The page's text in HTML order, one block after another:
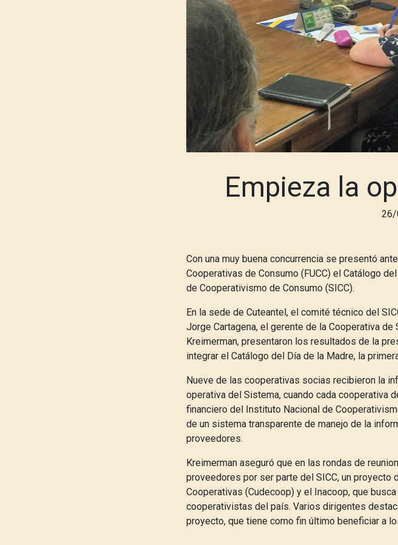
Empieza la
Con una muy buena concurrencia se presentó
Cooperativas de Consumo (FUCC) el Catálogo
de Cooperativismo de Consumo (SICC).
En la sede de Cuteantel, el comité técnico del
Jorge Cartagena, el gerente de la Cooperativa
Kreimerman, presentaron los resultados de la
integrar el Catálogo del Día de la Madre, la
Nueve de las cooperativas socias recibieron la
operativa del Sistema, cuando cada cooperativa
financiero del Instituto Nacional de
de un sistema transparente de manejo de la
proveedores.
Kreimerman aseguró que en las rondas de
proveedores por ser parte del SICC, un proyecto
Cooperativas (Cudecoop) y el Inacoop, que
cooperativistas del país. Varios dirigentes
proyecto, que tiene como fin último beneficiar a